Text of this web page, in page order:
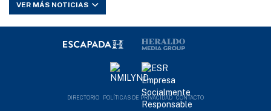
VER MÁS NOTICIAS
DIRECTORIO POLÍTICAS DE PRIVACIDAD CONTACTO